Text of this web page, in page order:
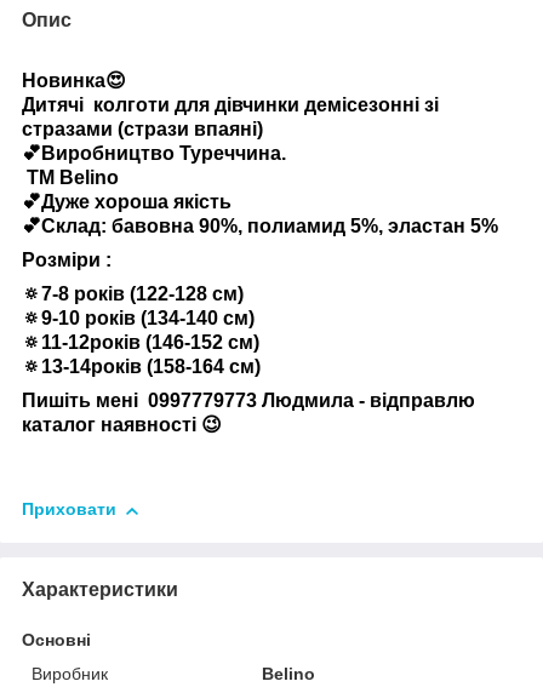
Опис
Новинка😍
Дитячі колготи для дівчинки демісезонні зі
стразами (стрази впаяні)
💕Виробництво Туреччина.
ТМ Belino
💕Дуже хороша якість
💕Склад: бавовна 90%, полиамид 5%, эластан 5%
Розміри :
🔅7-8 років (122-128 см)
🔅9-10 років (134-140 см)
🔅11-12років (146-152 см)
🔅13-14років (158-164 см)
Пишіть мені 0997779773 Людмила - відправлю
каталог наявності 😉
Приховати
Характеристики
Основні
Виробник
Belino